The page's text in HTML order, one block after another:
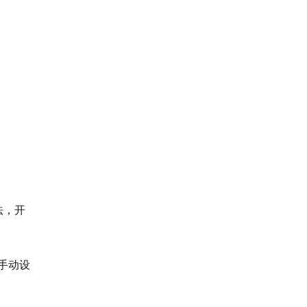
，开
动设